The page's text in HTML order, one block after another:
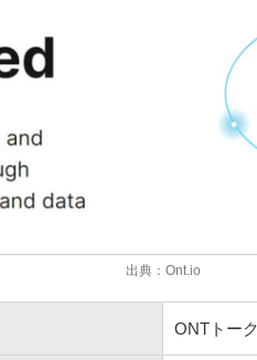
出典：Ont.io
ONTトー